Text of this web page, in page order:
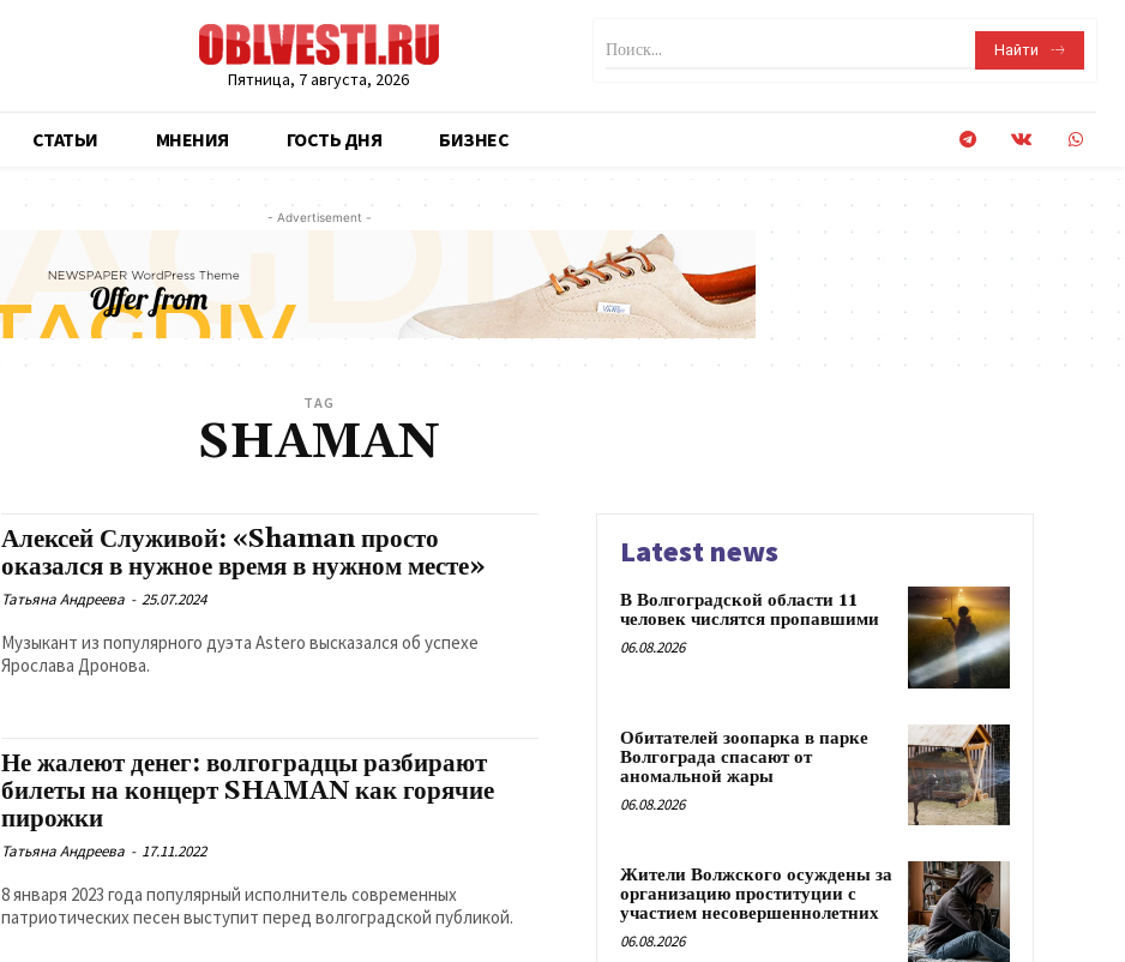
Пятница, 7 августа, 2026
Поиск... Найти
CТАТЬИ МНЕНИЯ ГОСТЬ ДНЯ БИЗНЕС
- Advertisement -
TAG
SHAMAN
Алексей Служивой: «Shaman просто
оказался в нужное время в нужном месте»
Татьяна Андреева - 25.07.2024
Музыкант из популярного дуэта Astero высказался об успехе
Ярослава Дронова.
Не жалеют денег: волгоградцы разбирают
билеты на концерт SHAMAN как горячие
пирожки
Татьяна Андреева - 17.11.2022
8 января 2023 года популярный исполнитель современных
патриотических песен выступит перед волгоградской публикой.
Latest news
В Волгоградской области 11
человек числятся пропавшими
06.08.2026
Обитателей зоопарка в парке
Волгограда спасают от
аномальной жары
06.08.2026
Жители Волжского осуждены за
организацию проституции с
участием несовершеннолетних
06.08.2026